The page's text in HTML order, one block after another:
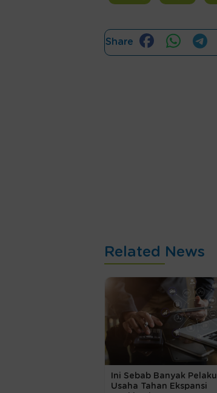
Share
Related News
Ini Sebab Banyak Pelaku
Usaha Tahan Ekspansi